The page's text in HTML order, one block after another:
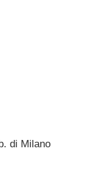
di Milano